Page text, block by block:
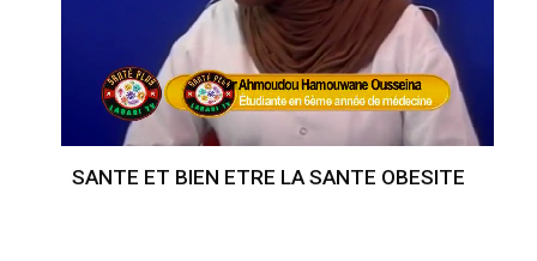
SANTE ET BIEN ETRE LA SANTE OBESITE